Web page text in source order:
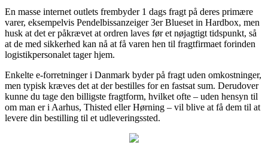
En masse internet outlets frembyder 1 dags fragt på deres primære
varer, eksempelvis Pendelbissanzeiger 3er Blueset in Hardbox, men
husk at det er påkrævet at ordren laves før et nøjagtigt tidspunkt, så
at de med sikkerhed kan nå at få varen hen til fragtfirmaet forinden
logistikpersonalet tager hjem.
Enkelte e-forretninger i Danmark byder på fragt uden omkostninger,
men typisk kræves det at der bestilles for en fastsat sum. Derudover
kunne du tage den billigste fragtform, hvilket ofte – uden hensyn til
om man er i Aarhus, Thisted eller Hørning – vil blive at få dem til at
levere din bestilling til et udleveringssted.